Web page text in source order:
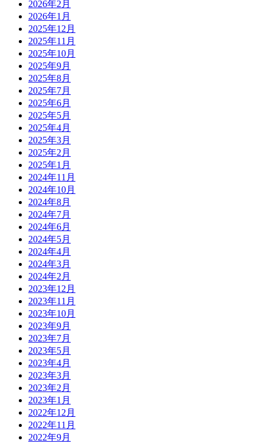
2026年2月
2026年1月
2025年12月
2025年11月
2025年10月
2025年9月
2025年8月
2025年7月
2025年6月
2025年5月
2025年4月
2025年3月
2025年2月
2025年1月
2024年11月
2024年10月
2024年8月
2024年7月
2024年6月
2024年5月
2024年4月
2024年3月
2024年2月
2023年12月
2023年11月
2023年10月
2023年9月
2023年7月
2023年5月
2023年4月
2023年3月
2023年2月
2023年1月
2022年12月
2022年11月
2022年9月